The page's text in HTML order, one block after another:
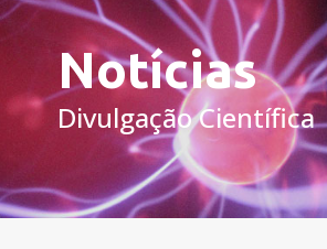
Notícias
Divulgação Científica